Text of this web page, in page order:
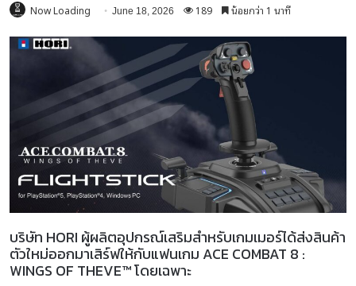
Now Loading June 18, 2026 189 น้อยกว่า 1 นาที
บริษัท HORI ผู้ผลิตอุปกรณ์เสริมสำหรับเกมเมอร์ได้ส่งสินค้า
ตัวใหม่ออกมาเสิร์ฟให้กับแฟนเกม ACE COMBAT 8 :
WINGS OF THEVE™ โดยเฉพาะ